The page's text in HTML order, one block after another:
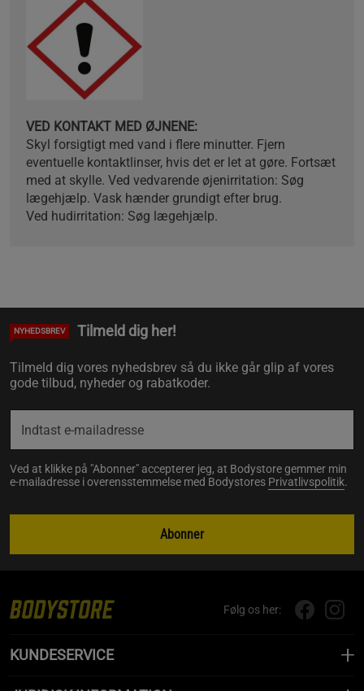
VED KONTAKT MED ØJNENE:
Skyl forsigtigt med vand i flere minutter. Fjern
eventuelle kontaktlinser, hvis det er let at gøre. Fortsæt
med at skylle. Ved vedvarende øjenirritation: Søg
lægehjælp. Vask hænder grundigt efter brug.
Ved hudirritation: Søg lægehjælp.
NYHEDSBREV Tilmeld dig her!
Tilmeld dig vores nyhedsbrev så du ikke går glip af vores
gode tilbud, nyheder og rabatkoder.
Ved at klikke på "Abonner" accepterer jeg, at Bodystore gemmer min
e-mailadresse i overensstemmelse med Bodystores Privatlivspolitik.
Abonner
Følg os her:
KUNDESERVICE